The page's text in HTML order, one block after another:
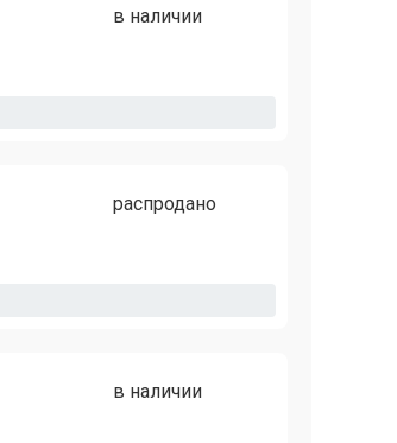
в наличии
распродано
в наличии